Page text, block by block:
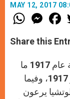
MAY 12, 2017
W
h
t
s
p
p
M
e
s
e
g
e
r
F
a
e
b
o
k
Share this
إنّ تحذيرات العذراء مريم التي كانت نبويّة عام 1917 ما
زال صداها يتردّد اليوم. فيوم الأحد 13 أيار 1917، وفيما
يرعون